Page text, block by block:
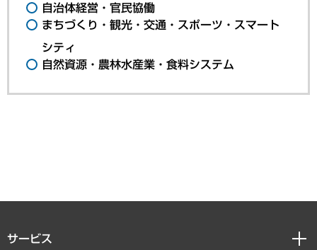
自治体経営・官民協働
まちづくり・観光・交通・スポーツ・スマート
シティ
自然資源・農林水産業・食料システム
サービス